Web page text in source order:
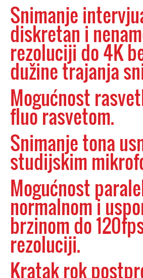
Snimanje
diskretan i
rezoluciji do 4K
dužine trajanja
Mogućnost
fluo rasvetom.
Snimanje tona
studijskim
Mogućnost
normalnom i
brzinom do
rezoluciji.
Kratak rok